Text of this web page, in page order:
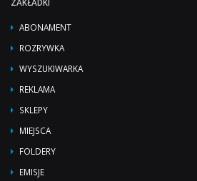
ABONAMENT
ROZRYWKA
WYSZUKIWARKA
REKLAMA
SKLEPY
MIEJSCA
FOLDERY
EMISJE